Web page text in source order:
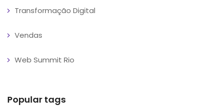
Transformação Digital
Vendas
Web Summit Rio
Popular tags